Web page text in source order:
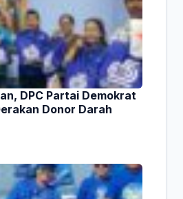
DPC Partai Demokrat
Donor Darah